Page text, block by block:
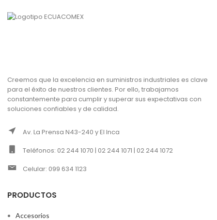
Creemos que la excelencia en suministros industriales es clave
para el éxito de nuestros clientes. Por ello, trabajamos
constantemente para cumplir y superar sus expectativas con
soluciones confiables y de calidad.
Av. La Prensa N43-240 y El Inca
Teléfonos: 02 244 1070 | 02 244 1071 | 02 244 1072
Celular: 099 634 1123
PRODUCTOS
Accesorios